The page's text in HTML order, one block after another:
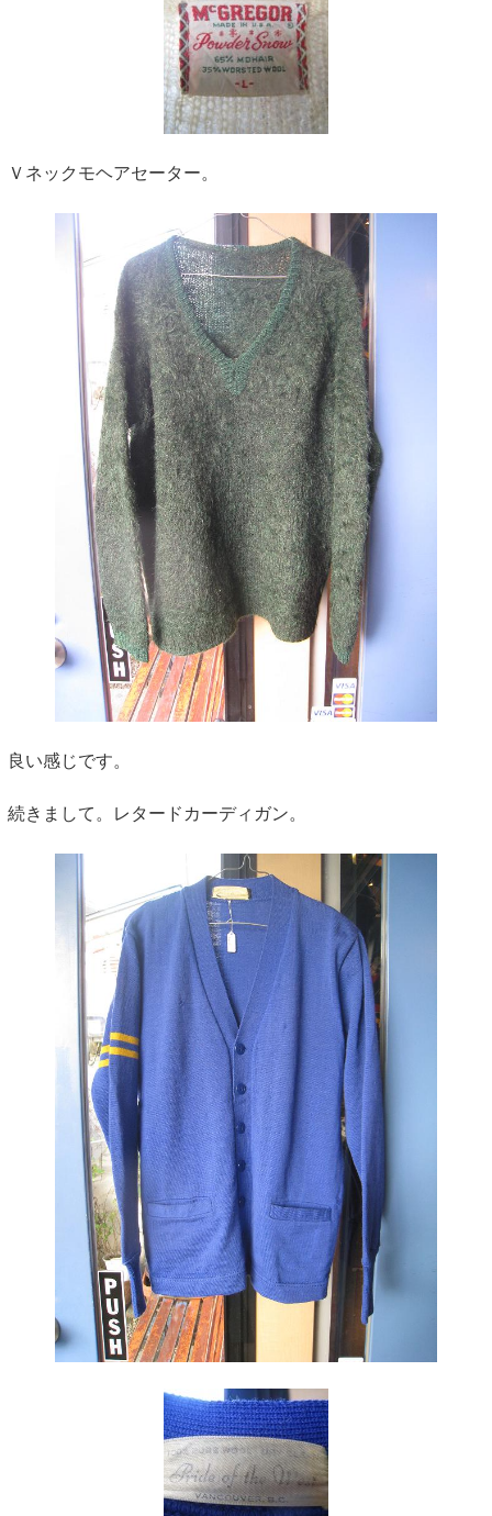
Ｖネックモヘアセーター。
良い感じです。
続きまして。レタードカーディガン。